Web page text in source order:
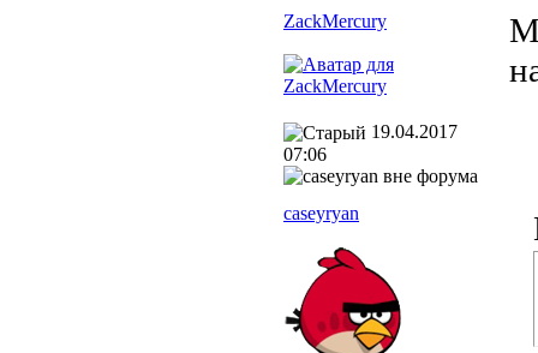
ZackMercury
19.04.2017
07:06
caseyryan